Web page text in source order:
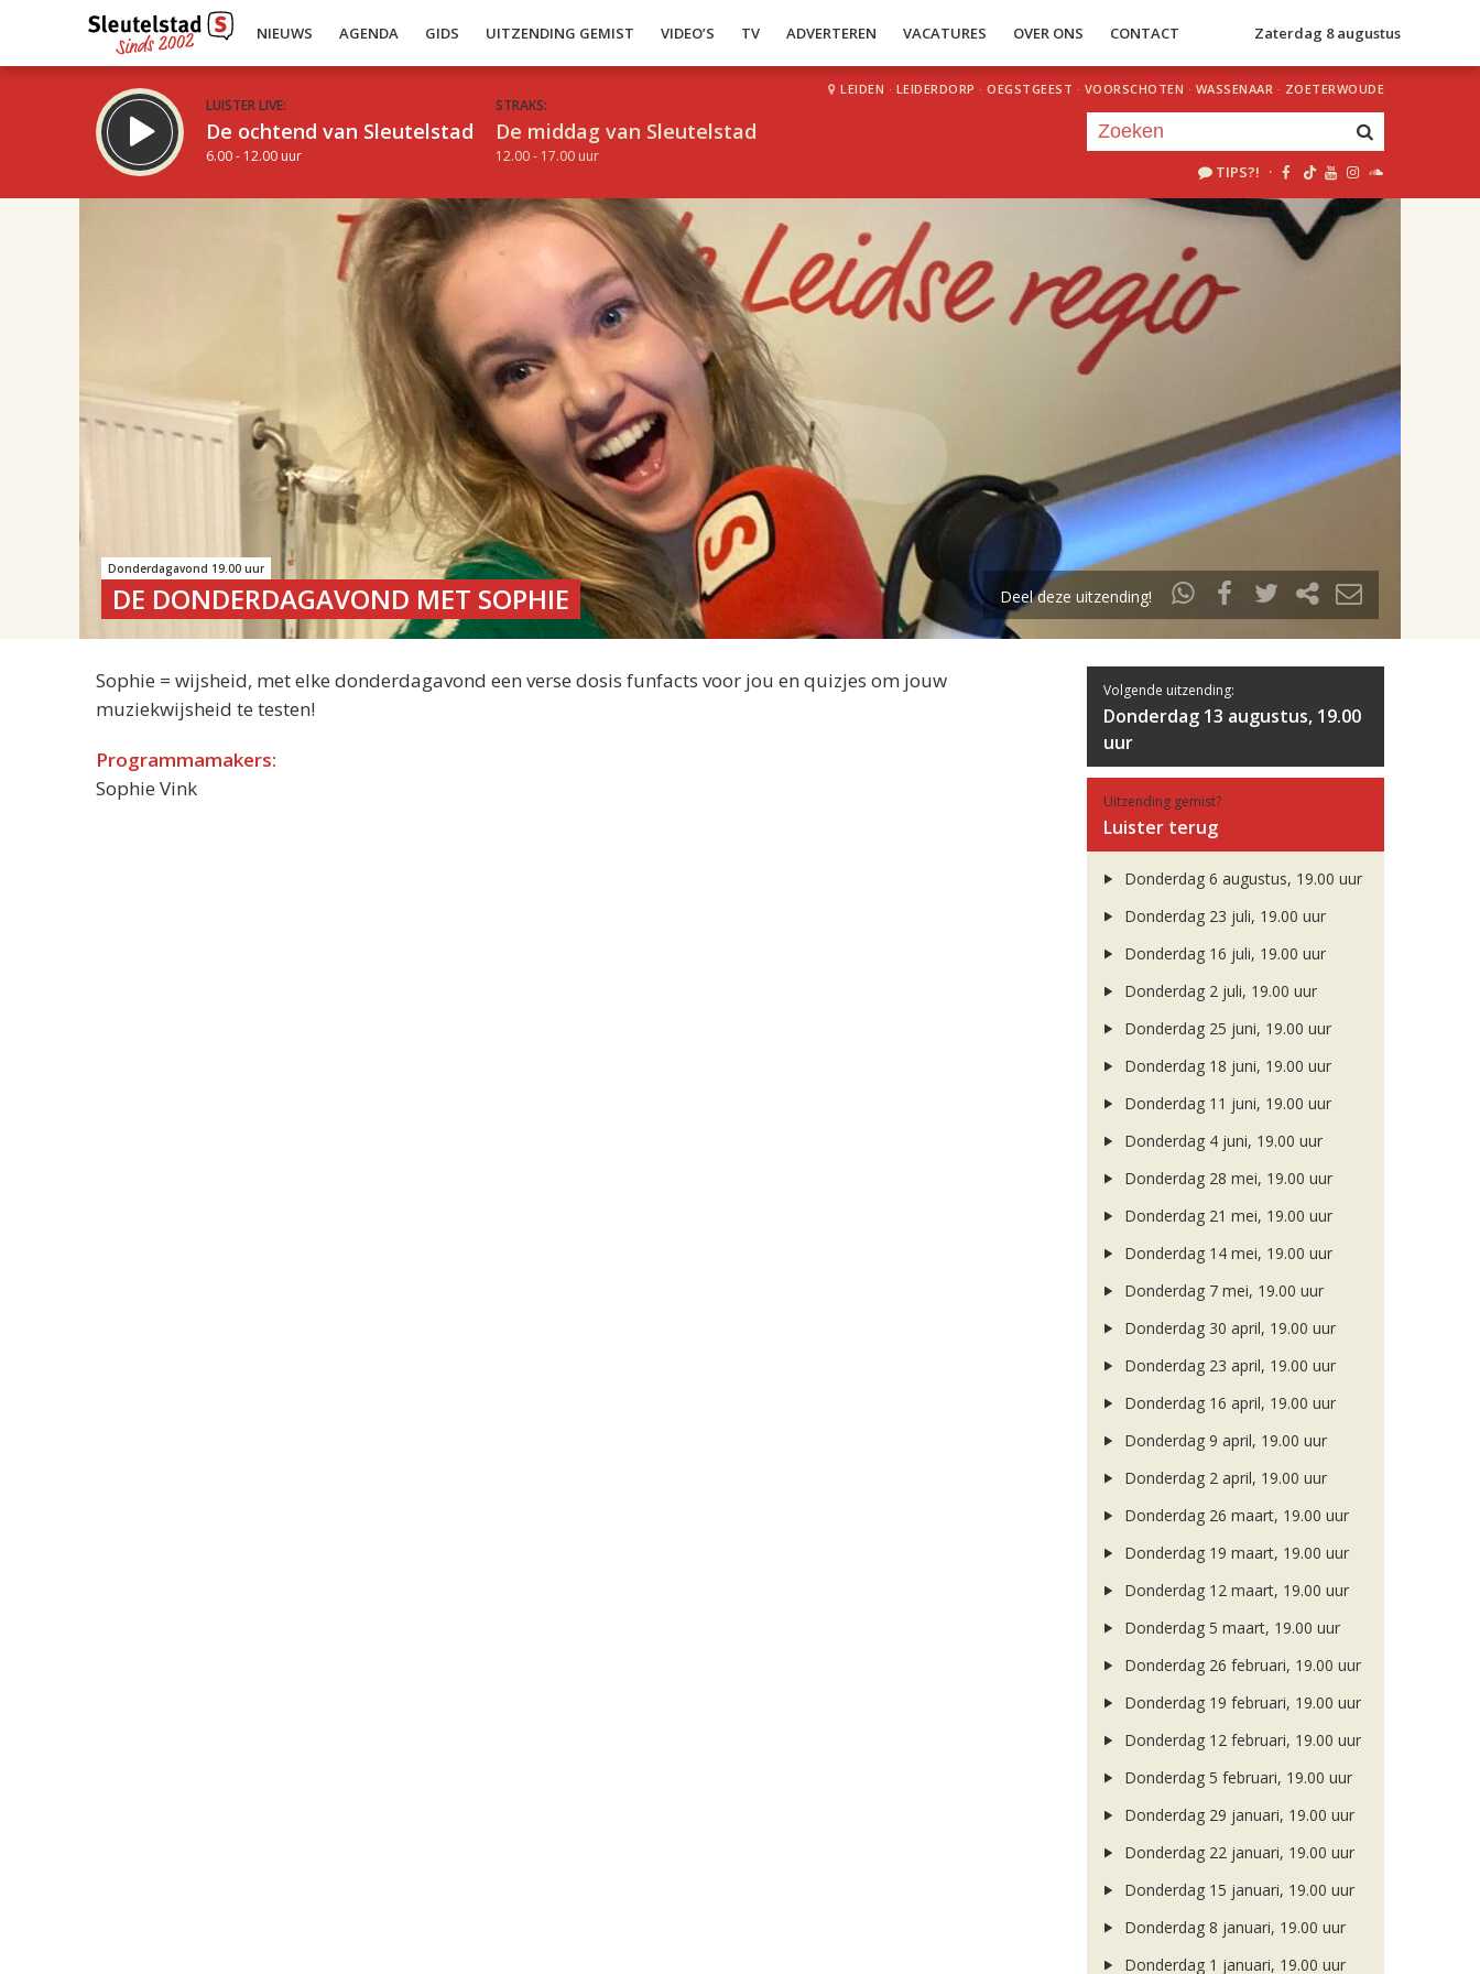
NIEUWS AGENDA GIDS UITZENDING GEMIST VIDEO’S TV ADVERTEREN VACATURES OVER ONS CONTACT Zaterdag 8 augustus
LUISTER LIVE:
De ochtend van Sleutelstad
6.00 - 12.00 uur
STRAKS:
De middag van Sleutelstad
12.00 - 17.00 uur
LEIDEN · LEIDERDORP · OEGSTGEEST · VOORSCHOTEN · WASSENAAR · ZOETERWOUDE
TIPS?! ·
20.00
Je luistert nu naar
uur 1 van 2
«Vorig uur Volgend uur
Donderdagavond 19.00 uur
DE DONDERDAGAVOND MET SOPHIE Deel deze uitzending!
Sophie = wijsheid, met elke donderdagavond een verse dosis funfacts voor jou en quizjes om jouw
muziekwijsheid te testen!
Programmamakers:
Sophie Vink
Volgende uitzending:
Donderdag 13 augustus, 19.00
uur
Uitzending gemist?
Luister terug
Donderdag 6 augustus, 19.00 uur
Donderdag 23 juli, 19.00 uur
Donderdag 16 juli, 19.00 uur
Donderdag 2 juli, 19.00 uur
Donderdag 25 juni, 19.00 uur
Donderdag 18 juni, 19.00 uur
Donderdag 11 juni, 19.00 uur
Donderdag 4 juni, 19.00 uur
Donderdag 28 mei, 19.00 uur
Donderdag 21 mei, 19.00 uur
Donderdag 14 mei, 19.00 uur
Donderdag 7 mei, 19.00 uur
Donderdag 30 april, 19.00 uur
Donderdag 23 april, 19.00 uur
Donderdag 16 april, 19.00 uur
Donderdag 9 april, 19.00 uur
Donderdag 2 april, 19.00 uur
Donderdag 26 maart, 19.00 uur
Donderdag 19 maart, 19.00 uur
Donderdag 12 maart, 19.00 uur
Donderdag 5 maart, 19.00 uur
Donderdag 26 februari, 19.00 uur
Donderdag 19 februari, 19.00 uur
Donderdag 12 februari, 19.00 uur
Donderdag 5 februari, 19.00 uur
Donderdag 29 januari, 19.00 uur
Donderdag 22 januari, 19.00 uur
Donderdag 15 januari, 19.00 uur
Donderdag 8 januari, 19.00 uur
Donderdag 1 januari, 19.00 uur